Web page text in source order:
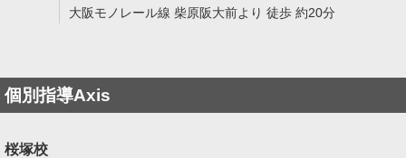
大阪モノレール線 柴原阪大前より 徒歩 約20分
個別指導Axis
桜塚校